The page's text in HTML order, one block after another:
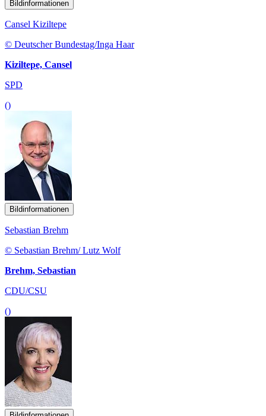
Bildinformationen
Cansel Kiziltepe
© Deutscher Bundestag/Inga Haar
Kiziltepe, Cansel
SPD
()
Bildinformationen
Sebastian Brehm
© Sebastian Brehm/ Lutz Wolf
Brehm, Sebastian
CDU/CSU
()